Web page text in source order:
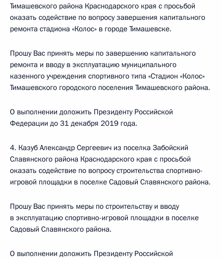
Тимашевского района Краснодарского края с просьбой
оказать содействие по вопросу завершения капитального
ремонта стадиона «Колос» в городе Тимашевске.
Прошу Вас принять меры по завершению капитального
ремонта и вводу в эксплуатацию муниципального
казенного учреждения спортивного типа «Стадион «Колос»
Тимашевского городского поселения Тимашевского района.
О выполнении доложить Президенту Российской
Федерации до 31 декабря 2019 года.
4. Казуб Александр Сергеевич из поселка Забойский
Славянского района Краснодарского края с просьбой
оказать содействие по вопросу строительства спортивно-
игровой площадки в поселке Садовый Славянского района.
Прошу Вас принять меры по строительству и вводу
в эксплуатацию спортивно-игровой площадки в поселке
Садовый Славянского района.
О выполнении доложить Президенту Российской